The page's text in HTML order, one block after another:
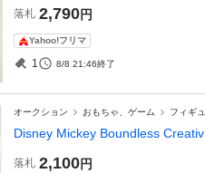
落札 2,790円
Yahoo!フリマ
1 8/8 21:46終了
オークション おもちゃ、ゲーム フィギ
Disney Mickey Boundless
落札 2,100円